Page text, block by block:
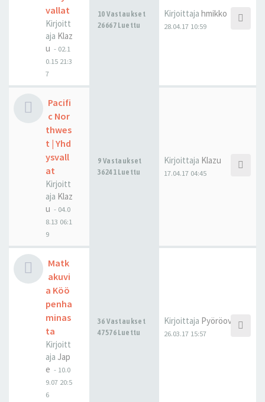
vallat
Kirjoitt
aja Klaz
u - 02.1
0.15 21:3
7
10 Vastaukset
26667 Luettu
Kirjoittaja hmikko
28.04.17 10:59
Pacifi
c Nor
thwes
t | Yhd
ysvall
at
Kirjoitt
aja Klaz
u - 04.0
8.13 06:1
9
9 Vastaukset
36241 Luettu
Kirjoittaja Klazu
17.04.17 04:45
Matk
akuvi
a Köö
penha
minas
ta
Kirjoitt
aja Jap
e - 10.0
9.07 20:5
6
36 Vastaukset
47576 Luettu
Kirjoittaja Pyöröovi
26.03.17 15:57